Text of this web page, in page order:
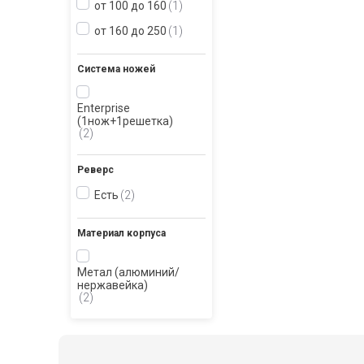
от 100 до 160 1
от 160 до 250 1
Система ножей
Enterprise
(1нож+1решетка)
2
Реверс
Есть 2
Материал корпуса
Метал (алюминий/
нержавейка)
2